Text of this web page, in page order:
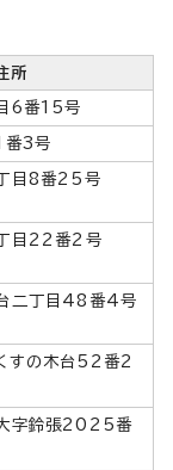
所
6番15号
番3号
目8番25号
目22番2号
二丁目48番4号
すの木台52番2
字鈴張2025番